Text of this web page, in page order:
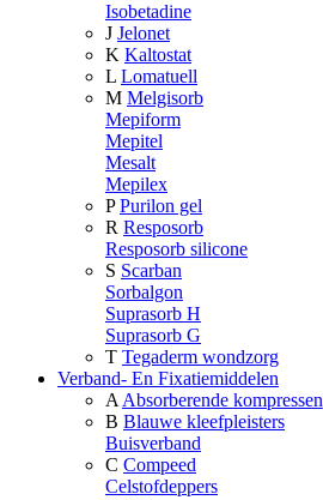
Isobetadine
J Jelonet
K Kaltostat
L Lomatuell
M Melgisorb
Mepiform
Mepitel
Mesalt
Mepilex
P Purilon gel
R Resposorb
Resposorb silicone
S Scarban
Sorbalgon
Suprasorb H
Suprasorb G
T Tegaderm wondzorg
Verband- En Fixatiemiddelen
A Absorberende kompressen
B Blauwe kleefpleisters
Buisverband
C Compeed
Celstofdeppers